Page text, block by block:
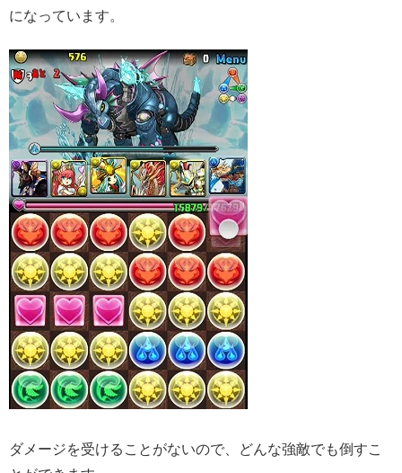
になっています。
ダメージを受けることがないので、どんな強敵でも倒すこ